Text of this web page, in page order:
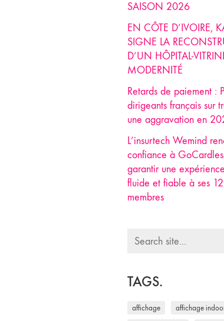
SAISON 2026
EN CÔTE D’IVOIRE,
SIGNE LA
D’UN HÔPITAL-
MODERNITÉ
Retards de paiement :
dirigeants français sur
une aggravation en
L’insurtech Wemind
confiance à
garantir une
fluide et fiable à ses
membres
Search
TAGS.
affichage affichage